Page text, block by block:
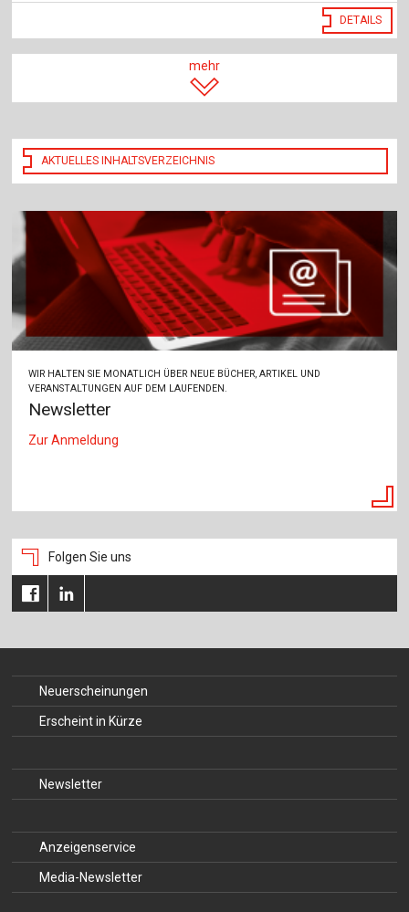
DETAILS
mehr
AKTUELLES INHALTSVERZEICHNIS
WIR HALTEN SIE MONATLICH ÜBER NEUE BÜCHER, ARTIKEL UND
VERANSTALTUNGEN AUF DEM LAUFENDEN.
Newsletter
Zur Anmeldung
Folgen Sie uns
Neuerscheinungen
Erscheint in Kürze
Newsletter
Anzeigenservice
Media-Newsletter